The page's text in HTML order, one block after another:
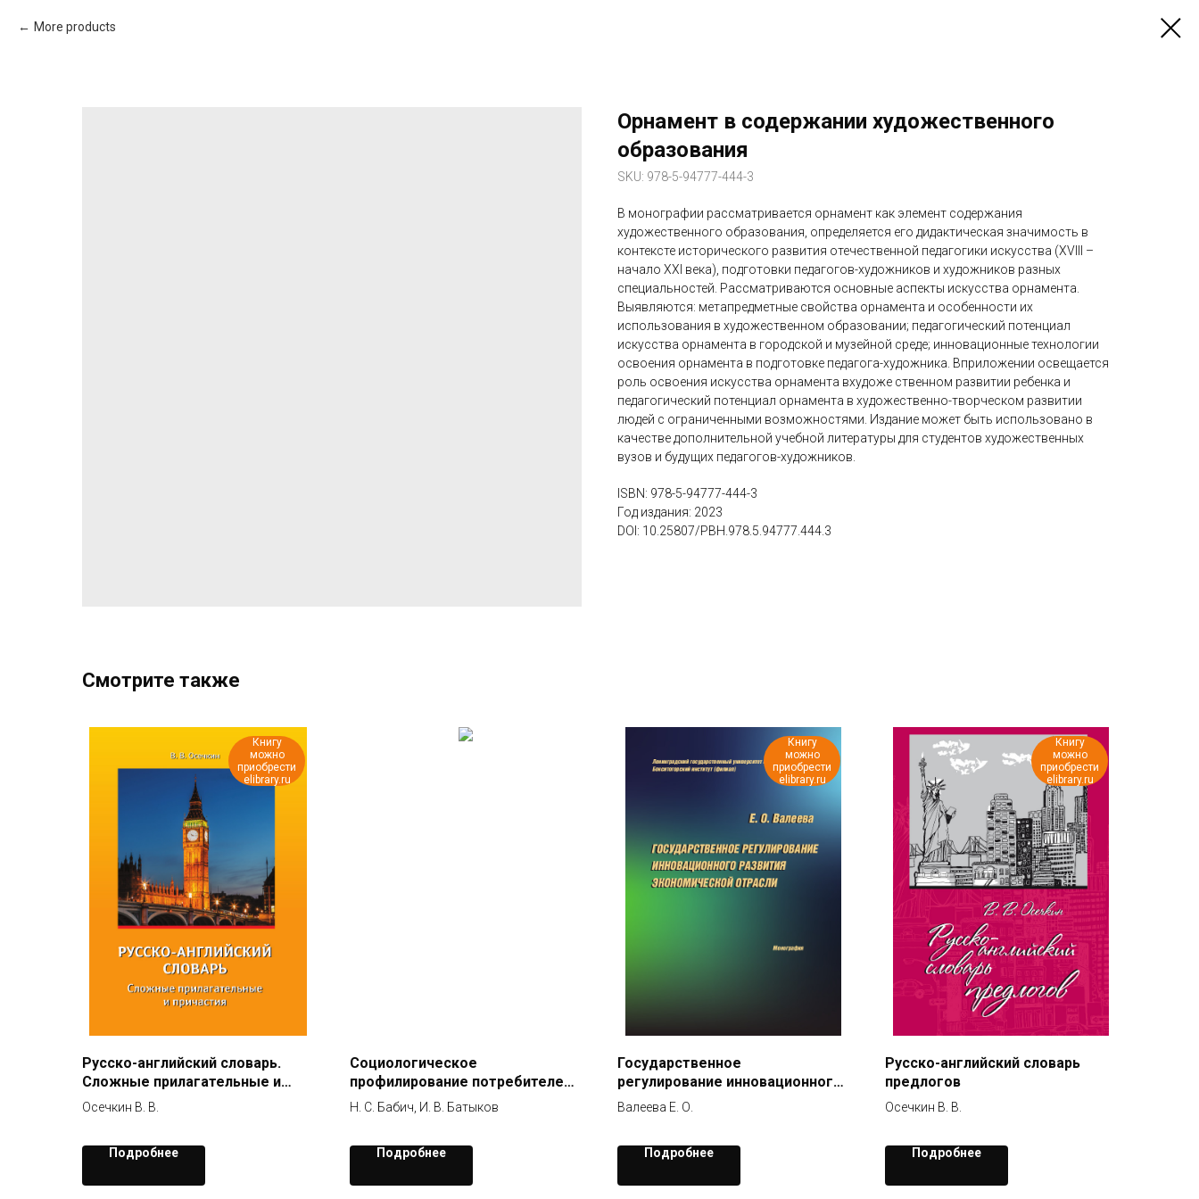
More products
Орнамент в содержании художественного
образования
SKU: 978-5-94777-444-3
В монографии рассматривается орнамент как элемент содержания
художественного образования, определяется его дидактическая значимость в
контексте исторического развития отечественной педагогики искусства (XVIII –
начало XXI века), подготовки педагогов-художников и художников разных
специальностей. Рассматриваются основные аспекты искусства орнамента.
Выявляются: метапредметные свойства орнамента и особенности их
использования в художественном образовании; педагогический потенциал
искусства орнамента в городской и музейной среде; инновационные технологии
освоения орнамента в подготовке педагога-художника. Вприложении освещается
роль освоения искусства орнамента вхудоже ственном развитии ребенка и
педагогический потенциал орнамента в художественно-творческом развитии
людей с ограниченными возможностями. Издание может быть использовано в
качестве дополнительной учебной литературы для студентов художественных
вузов и будущих педагогов-художников.
ISBN: 978-5-94777-444-3
Год издания: 2023
DOI: 10.25807/PBH.978.5.94777.444.3
Смотрите также
Книгу
можно
приобрести
elibrary.ru
Русско-английский словарь.
Сложные прилагательные и
причастия
Осечкин В. В.
Подробнее
Социологическое
профилирование потребителей
массовых товаров и услуг
Н. С. Бабич, И. В. Батыков
Подробнее
Книгу
можно
приобрести
elibrary.ru
Государственное
регулирование инновационного
развития экономической
Валеева Е. О.
Подробнее
Книгу
можно
приобрести
elibrary.ru
Русско-английский словарь
предлогов
Осечкин В. В.
Подробнее